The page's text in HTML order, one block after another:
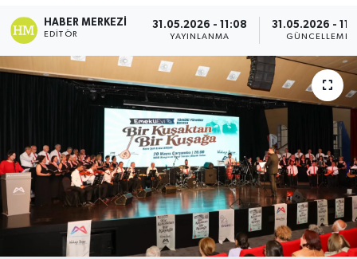
HABER MERKEZI
EDITÖR
31.05.2026 - 11:08
YAYINLANMA
31.05.2026 -
GÜNCELLEME